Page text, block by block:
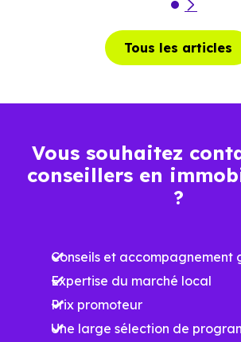
Tous les articles
Vous souhaitez
conseillers en
?
Conseils et accompagnement
Expertise du marché local
Prix promoteur
Une large sélection de